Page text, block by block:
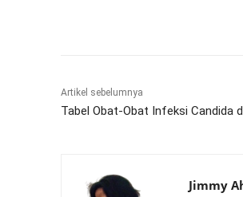
Artikel sebelumnya
Tabel Obat-Obat Infeksi Candida
Jimmy